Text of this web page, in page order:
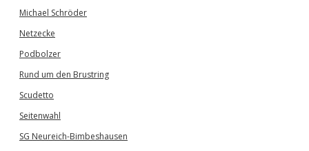
Michael Schröder
Netzecke
Podbolzer
Rund um den Brustring
Scudetto
Seitenwahl
SG Neureich-Bimbeshausen